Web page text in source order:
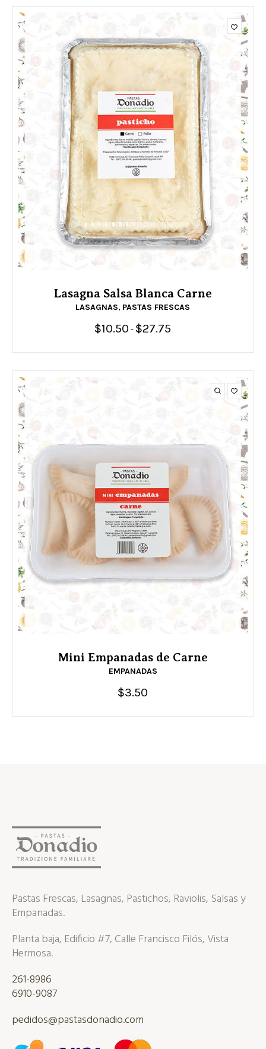
$25.75
Lasagna Salsa Blanca Carne
LASAGNAS, PASTAS FRESCAS
$10.50 - $27.75
$27.75
Mini Empanadas de Carne
EMPANADAS
$3.50
Pastas Frescas, Lasagnas, Pastichos, Raviolis, Salsas y
Empanadas.
Planta baja, Edificio #7, Calle Francisco Filós, Vista
Hermosa.
261-8986
6910-9087
pedidos@pastasdonadio.com